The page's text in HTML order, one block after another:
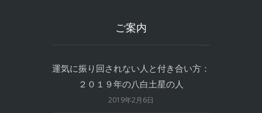
ご案内
運気に振り回されない人と付き合い方：
２０１９年の八白土星の人
2019年2月6日